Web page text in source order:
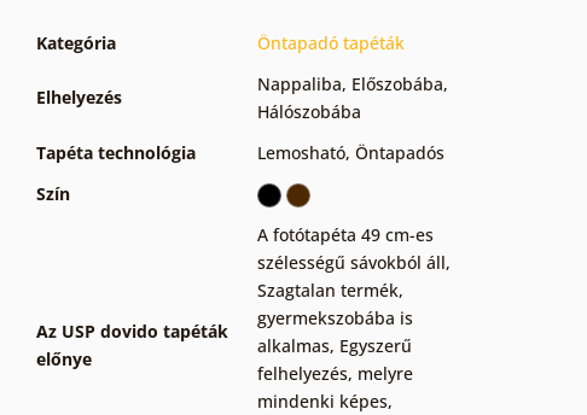
Kategória Öntapadó tapéták
Elhelyezés
Nappaliba, Előszobába,
Hálószobába
Tapéta technológia
Lemosható, Öntapadós
Szín
Az USP dovido tapéták
előnye
A fotótapéta 49 cm-es
szélességű sávokból áll,
Szagtalan termék,
gyermekszobába is
alkalmas, Egyszerű
felhelyezés, melyre
mindenki képes,